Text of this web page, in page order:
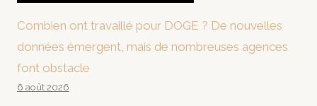
Combien ont travaillé pour DOGE ? De nouvelles
données émergent, mais de nombreuses agences
font obstacle
6 août 2026